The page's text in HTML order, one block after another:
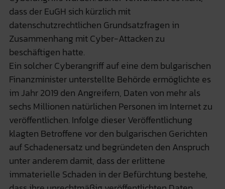
dass der EuGH sich kürzlich mit
datenschutzrechtlichen Grundsatzfragen in
Zusammenhang mit Cyber-Attacken zu
beschäftigen hatte.
Ein solcher Cyberangriff auf eine dem bulgarischen
Finanzminister unterstellte Behörde ermöglichte es
im Jahr 2019 den Angreifern, Daten von mehr als
sechs Millionen natürlichen Personen im Internet zu
veröffentlichen. Infolge dieser Veröffentlichung
klagten Betroffene vor den bulgarischen Gerichten
auf Schadenersatz und begründeten den Anspruch
unter anderem damit, dass der erlittene
immaterielle Schaden in der Befürchtung bestehe,